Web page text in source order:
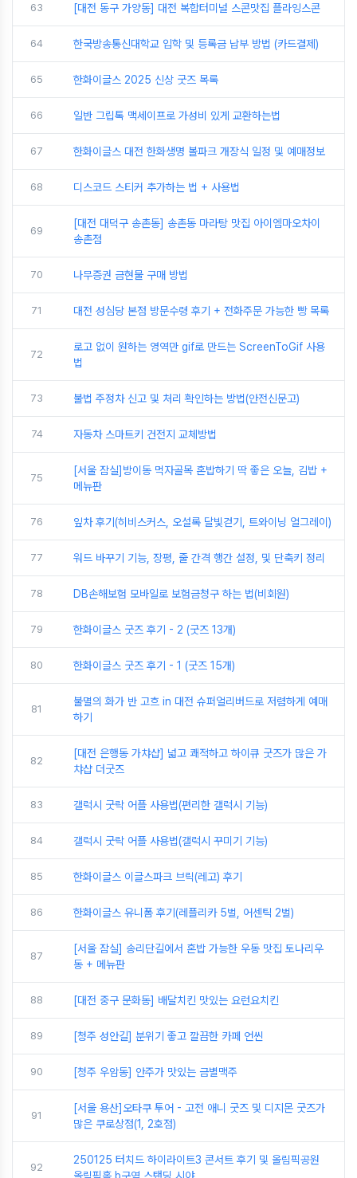
63 [대전 동구 가양동] 대전 복합터미널 스콘맛집 플라잉스콘
64 한국방송통신대학교 입학 및 등록금 납부 방법 (카드결제)
65 한화이글스 2025 신상 굿즈 목록
66 일반 그립톡 맥세이프로 가성비 있게 교환하는법
67 한화이글스 대전 한화생명 볼파크 개장식 일정 및 예매정보
68 디스코드 스티커 추가하는 법 + 사용법
69
[대전 대덕구 송촌동] 송촌동 마라탕 맛집 아이엠마오차이
송촌점
70 나무증권 금현물 구매 방법
71 대전 성심당 본점 방문수령 후기 + 전화주문 가능한 빵 목록
72
로고 없이 원하는 영역만 gif로 만드는 ScreenToGif 사용
법
73 불법 주정차 신고 및 처리 확인하는 방법(안전신문고)
74 자동차 스마트키 건전지 교체방법
75
[서울 잠실]방이동 먹자골목 혼밥하기 딱 좋은 오늘, 김밥 +
메뉴판
76 잎차 후기(히비스커스, 오설록 달빛걷기, 트와이닝 얼그레이)
77 워드 바꾸기 기능, 장평, 줄 간격 행간 설정, 및 단축키 정리
78 DB손해보험 모바일로 보험금청구 하는 법(비회원)
79 한화이글스 굿즈 후기 - 2 (굿즈 13개)
80 한화이글스 굿즈 후기 - 1 (굿즈 15개)
81
불멸의 화가 반 고흐 in 대전 슈퍼얼리버드로 저렴하게 예매
하기
82
[대전 은행동 가챠샵] 넓고 쾌적하고 하이큐 굿즈가 많은 가
챠샵 더굿즈
83 갤럭시 굿락 어플 사용법(편리한 갤럭시 기능)
84 갤럭시 굿락 어플 사용법(갤럭시 꾸미기 기능)
85 한화이글스 이글스파크 브릭(레고) 후기
86 한화이글스 유니폼 후기(레플리카 5벌, 어센틱 2벌)
87
[서울 잠실] 송리단길에서 혼밥 가능한 우동 맛집 토나리우
동 + 메뉴판
88 [대전 중구 문화동] 배달치킨 맛있는 요런요치킨
89 [청주 성안길] 분위기 좋고 깔끔한 카페 언씬
90 [청주 우암동] 안주가 맛있는 금별맥주
91
[서울 용산]오타쿠 투어 - 고전 애니 굿즈 및 디지몬 굿즈가
많은 쿠로상점(1, 2호점)
92
250125 터치드 하이라이트3 콘서트 후기 및 올림픽공원